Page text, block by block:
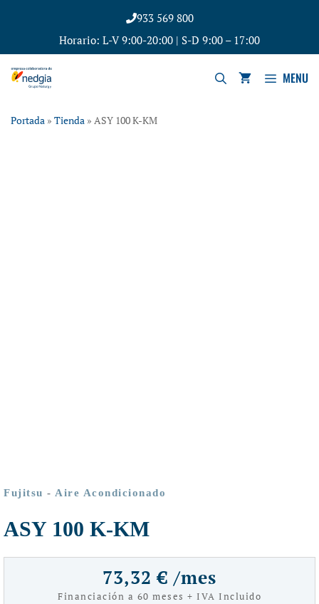
933 569 800
Horario: L-V 9:00-20:00 | S-D 9:00 – 17:00
MENU
Portada » Tienda » ASY 100 K-KM
Fujitsu - Aire Acondicionado
ASY 100 K-KM
73,32 € /mes
Financiación a 60 meses + IVA Incluido